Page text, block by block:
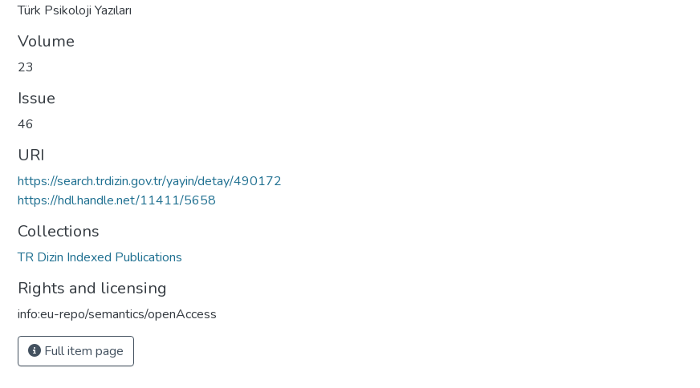
Türk Psikoloji Yazıları
Volume
23
Issue
46
URI
https://search.trdizin.gov.tr/yayin/detay/490172
https://hdl.handle.net/11411/5658
Collections
TR Dizin Indexed Publications
Rights and licensing
info:eu-repo/semantics/openAccess
Full item page